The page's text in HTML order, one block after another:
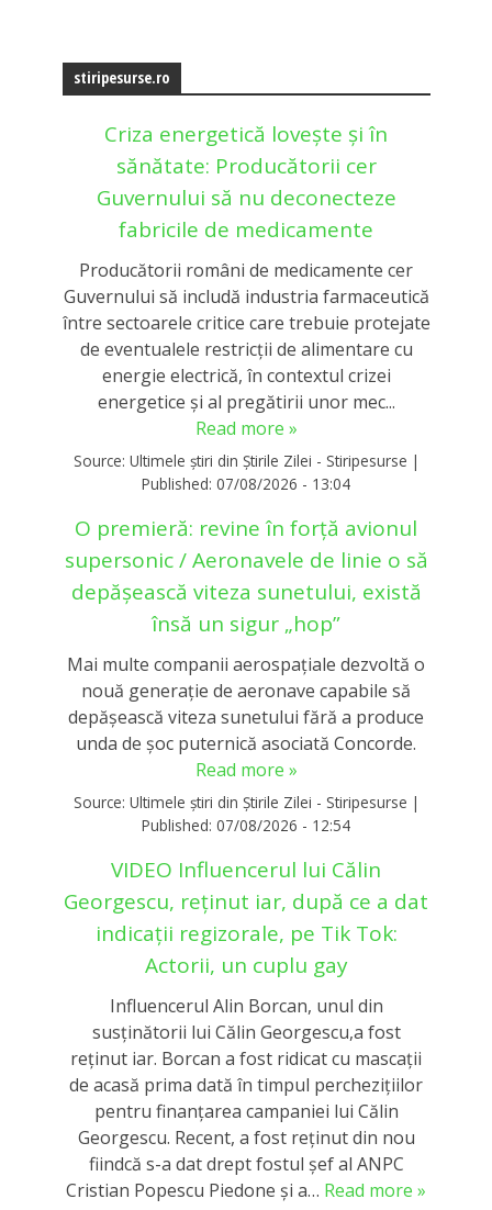
stiripesurse.ro
Criza energetică lovește și în
sănătate: Producătorii cer
Guvernului să nu deconecteze
fabricile de medicamente
Producătorii români de medicamente cer
Guvernului să includă industria farmaceutică
între sectoarele critice care trebuie protejate
de eventualele restricții de alimentare cu
energie electrică, în contextul crizei
energetice și al pregătirii unor mec...
Read more »
Source: Ultimele știri din Știrile Zilei - Stiripesurse |
Published: 07/08/2026 - 13:04
O premieră: revine în forță avionul
supersonic / Aeronavele de linie o să
depășească viteza sunetului, există
însă un sigur „hop”
Mai multe companii aerospațiale dezvoltă o
nouă generație de aeronave capabile să
depășească viteza sunetului fără a produce
unda de șoc puternică asociată Concorde.
Read more »
Source: Ultimele știri din Știrile Zilei - Stiripesurse |
Published: 07/08/2026 - 12:54
VIDEO Influencerul lui Călin
Georgescu, reținut iar, după ce a dat
indicații regizorale, pe Tik Tok:
Actorii, un cuplu gay
Influencerul Alin Borcan, unul din
susținătorii lui Călin Georgescu,a fost
reținut iar. Borcan a fost ridicat cu mascații
de acasă prima dată în timpul perchezițiilor
pentru finanțarea campaniei lui Călin
Georgescu. Recent, a fost reținut din nou
fiindcă s-a dat drept fostul șef al ANPC
Cristian Popescu Piedone și a… Read more »